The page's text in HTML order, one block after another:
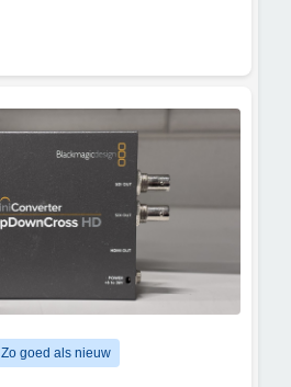
Zo goed als nieuw